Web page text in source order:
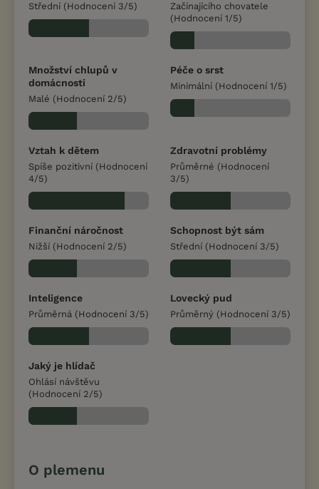
Střední (Hodnocení 3/5)
Začínajícího chovatele
(Hodnocení 1/5)
Množství chlupů v
domácnosti
Malé (Hodnocení 2/5)
Péče o srst
Minimální (Hodnocení 1/5)
Vztah k dětem
Spíše pozitivní (Hodnocení
4/5)
Zdravotní problémy
Průměrné (Hodnocení
3/5)
Finanční náročnost
Nižší (Hodnocení 2/5)
Schopnost být sám
Střední (Hodnocení 3/5)
Inteligence
Průměrná (Hodnocení 3/5)
Lovecký pud
Průměrný (Hodnocení 3/5)
Jaký je hlídač
Ohlásí návštěvu
(Hodnocení 2/5)
O plemenu